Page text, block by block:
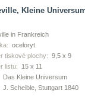
Kleine
in Frankreich
oceloryt
tiskové plochy: 9,5 x 9
listu:
15 x 11
Das Kleine Universum
J. Scheible, Stuttgart 1840